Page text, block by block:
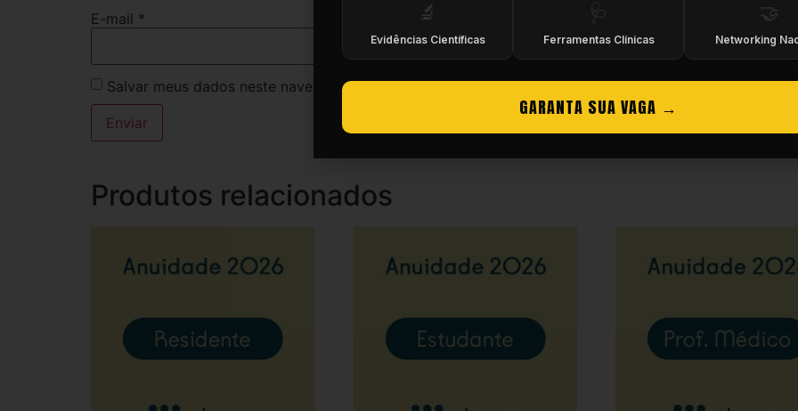
E-mail *
Salvar meus dados neste navegador para a próxima vez que eu comentar.
Produtos relacionados
🔬
Evidências Científicas
🩺
Ferramentas Clínicas
🤝
Networking
GARANTA SUA VAGA →